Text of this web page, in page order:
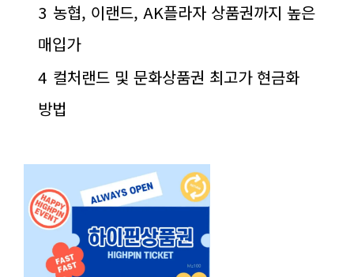
3 농협, 이랜드, AK플라자 상품권까지 높은
매입가
4 컬처랜드 및 문화상품권 최고가 현금화
방법